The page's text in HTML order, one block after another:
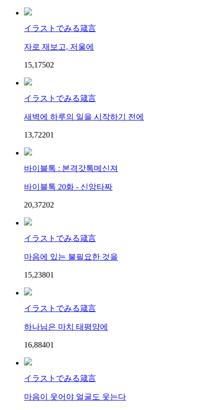
イラストでみる箴言
자로 재보고, 저울에
15,17502
イラストでみる箴言
새벽에 하루의 일을 시작하기 전에
13,72201
바이블톡 : 본격갓톡메신져
바이블톡 20화 - 신앙타짜
20,37202
イラストでみる箴言
마음에 있는 불필요한 것을
15,23801
イラストでみる箴言
하나님은 마치 태평양에
16,88401
イラストでみる箴言
마음이 웃어야 얼굴도 웃는다